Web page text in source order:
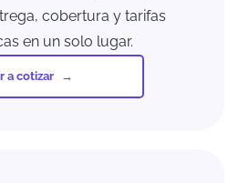
cobertura y tarifas
en un solo lugar.
a cotizar